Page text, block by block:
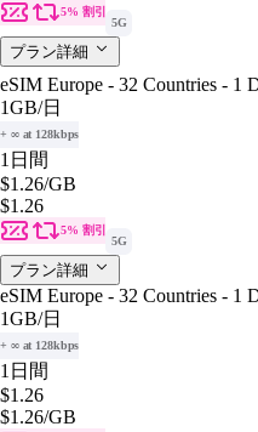
5% 割引
5G
プラン詳細
eSIM Europe - 32 Countries - 1
1GB/日
+ ∞ at 128kbps
1日間
$1.26/GB
$1.26
5% 割引
5G
プラン詳細
eSIM Europe - 32 Countries - 1
1GB/日
+ ∞ at 128kbps
1日間
$1.26
$1.26/GB